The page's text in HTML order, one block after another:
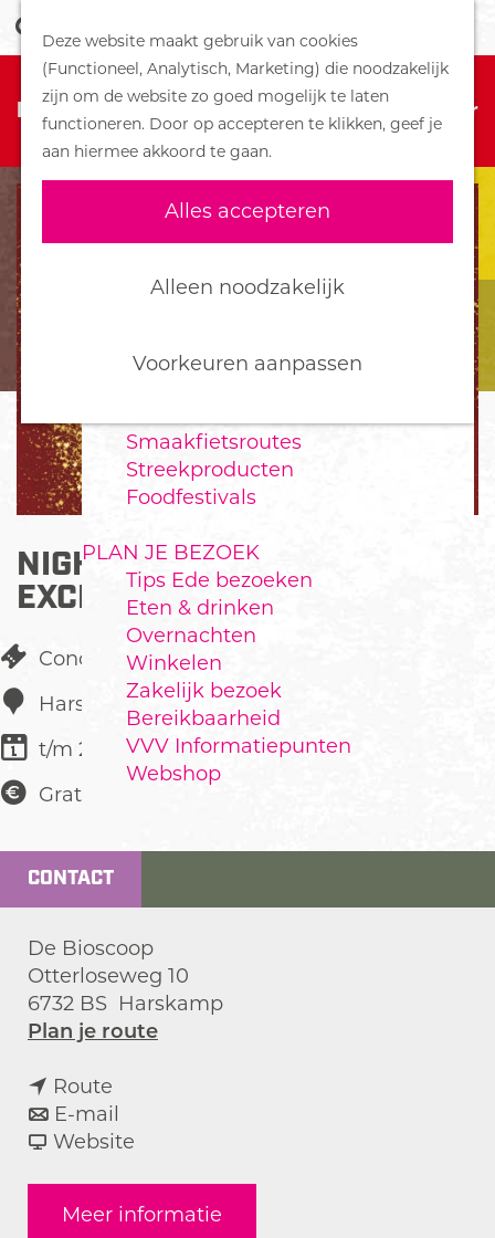
Deze website maakt gebruik van cookies
(Functioneel, Analytisch, Marketing) die noodzakelijk
zijn om de website zo goed mogelijk te laten
functioneren. Door op accepteren te klikken, geef je
aan hiermee akkoord te gaan.
Alles accepteren
Alleen noodzakelijk
Voorkeuren aanpassen
G
n
a
r
e
h
o
m
e
p
g
e
o
e
k
e
n
M
e
n
u
DORPEN
Bennekom
De Klomp
Deelen
Ederveen
Harskamp
Hoenderloo
Wekerom
Smaakfietsroutes
Streekproducten
Foodfestivals
PLAN JE BEZOEK
Tips Ede bezoeken
Eten & drinken
Overnachten
Winkelen
Zakelijk bezoek
Bereikbaarheid
VVV Informatiepunten
Webshop
Sorry, deze activiteit is niet meer
beschikbaar. Bekijk het
actuele aanbod
voor
de beschikbare opties.
NIGHT OF THE PROMS BIJ
EXCELSIOR HARSKAMP
Concert
Harskamp
t/m 28 maart
Gratis
CONTACT
De Bioscoop
Otterloseweg 10
6732 BS Harskamp
Plan je routen
h
Route
a
a
E-mail
a
N
Website
N
Meer informatie